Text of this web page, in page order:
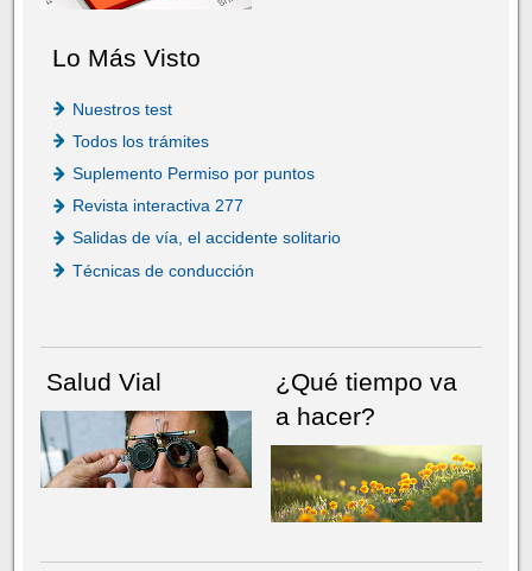
Lo Más Visto
Nuestros test
Todos los trámites
Suplemento Permiso por puntos
Revista interactiva 277
Salidas de vía, el accidente solitario
Técnicas de conducción
Salud Vial
¿Qué tiempo va
a hacer?